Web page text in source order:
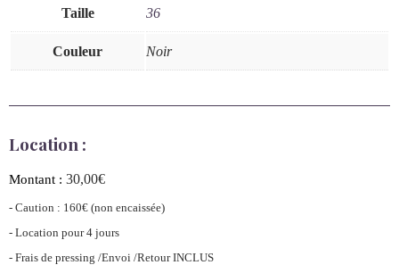
Taille 36
Couleur Noir
Location :
Montant : 30,00€
- Caution : 160€ (non encaissée)
- Location pour 4 jours
- Frais de pressing /Envoi /Retour INCLUS